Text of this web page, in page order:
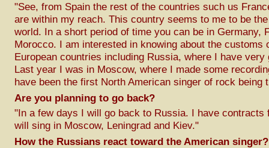
"See, from Spain the rest of the countries such us
are within my reach. This country seems to me to be
world. In a short period of time you can be in Germany,
Morocco. I am interested in knowing about the customs
European countries including Russia, where I have very
Last year I was in Moscow, where I made some
have been the first North American singer of rock being
Are you planning to go back?
"In a few days I will go back to Russia. I have contracts
will sing in Moscow, Leningrad and Kiev."
How the Russians react toward the American singer?